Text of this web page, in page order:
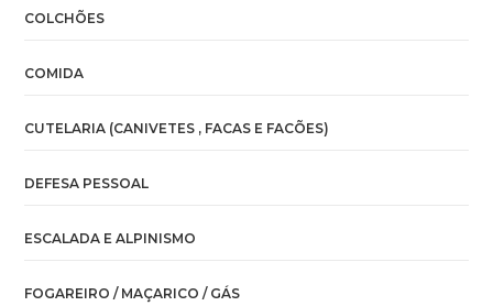
COLCHÕES
COMIDA
CUTELARIA (CANIVETES , FACAS E FACÕES)
DEFESA PESSOAL
ESCALADA E ALPINISMO
FOGAREIRO / MAÇARICO / GÁS